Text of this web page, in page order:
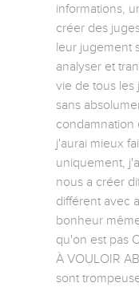
informations,
créer des
leur jugement
analyser et
vie de tous les
sans
condamnation
j'aurai mieux
uniquement,
nous a créer
différent avec
bonheur
qu'on est pas
À VOULOIR
sont